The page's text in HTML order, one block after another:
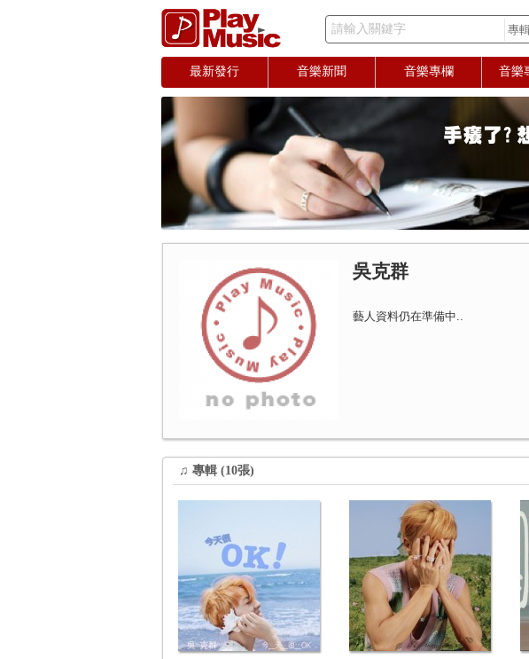
請輸入關鍵字
最新發行 音樂新聞 音樂專欄 音樂
吳克群
藝人資料仍在準備中..
♫ 專輯 (10張)